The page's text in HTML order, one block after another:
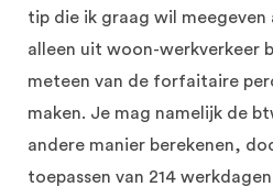
tip die ik graag wil meegeven
alleen uit woon-werkverkeer
meteen van de forfaitaire
maken. Je mag namelijk de
andere manier berekenen,
toepassen van 214